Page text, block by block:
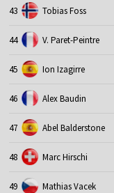
43 Tobias Foss
44 V. Paret-Peintre
45 Ion Izagirre
46 Alex Baudin
47 Abel Balderstone
48 Marc Hirschi
49 Mathias Vacek